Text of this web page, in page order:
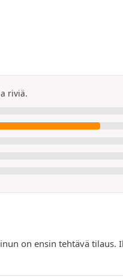
riviä.
on ensin tehtävä